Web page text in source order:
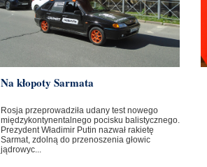
Na kłopoty Sarmata
Rosja przeprowadziła udany test nowego
międzykontynentalnego pocisku balistycznego.
Prezydent Władimir Putin nazwał rakietę
Sarmat, zdolną do przenoszenia głowic
jądrowyc...